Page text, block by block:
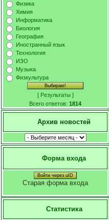
Физика
Химия
Информатика
Биология
География
Иностранный язык
Технология
ИЗО
Музыка
Физкультура
[ Результаты ]
Всего ответов: 1814
Архив новостей
Форма входа
Войти через uID
Старая форма входа
Статистика